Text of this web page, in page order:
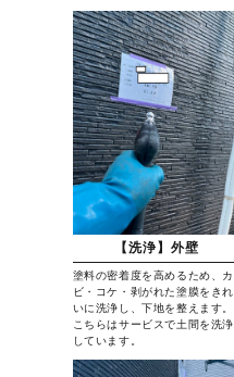
【洗浄】外壁
塗料の密着度を高めるため、カ
ビ・コケ・剥がれた塗膜をきれ
いに洗浄し、下地を整えます。
こちらはサービスで土間を洗浄
しています。